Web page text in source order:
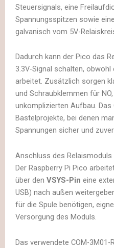
Steuersignals, eine
Spannungsspitzen sowie
galvanisch vom 5V-
Dadurch kann der Pico das
3.3V-Signal schalten,
arbeitet. Zusätzlich sorgen
und Schraubklemmen für
unkomplizierten Aufbau.
Bastelprojekte, bei denen
Spannungen sicher und
Anschluss des Relaismoduls
Der Raspberry Pi Pico
über den VSYS-Pin eine
USB) nach außen
für die Spule benötigen,
Versorgung des Moduls.
Das verwendete COM-